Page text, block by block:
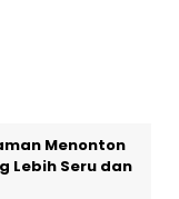
Menonton
Lebih Seru dan